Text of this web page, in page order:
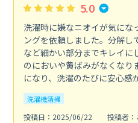
5.0
洗濯時に嫌なニオイが気にな
ングを依頼しました。分解し
など細かい部分までキレイに
のにおいや黄ばみがなくな
になり、洗濯のたびに安心感
洗濯機清掃
投稿日：2025/06/22
投稿者